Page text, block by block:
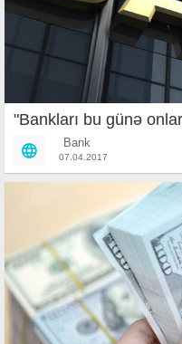
"Bankları bu günə
Bank
07.04.2017